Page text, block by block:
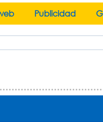
Publicidad